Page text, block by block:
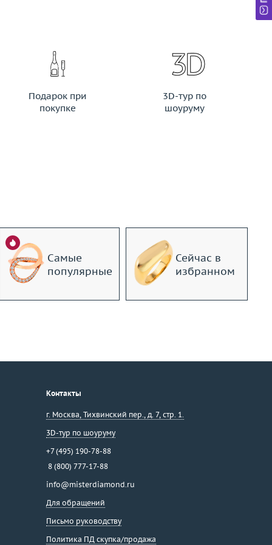
Подарок при
покупке
3D-тур по
шоуруму
Самые
популярные
Сейчас в
избранном
Контакты
г. Москва, Тихвинский пер., д. 7, стр. 1.
3D-тур по шоуруму
+7 (495) 190-78-88
8 (800) 777-17-88
info@misterdiamond.ru
Для обращений
Письмо руководству
Политика ПД скупка/продажа